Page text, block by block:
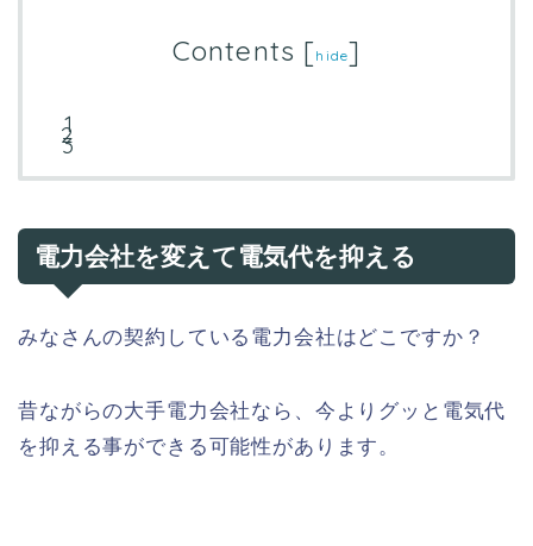
Contents [hide]
電力会社を変えて電気代を抑える
みなさんの契約している電力会社はどこですか？
昔ながらの大手電力会社なら、今よりグッと電気代
を抑える事ができる可能性があります。